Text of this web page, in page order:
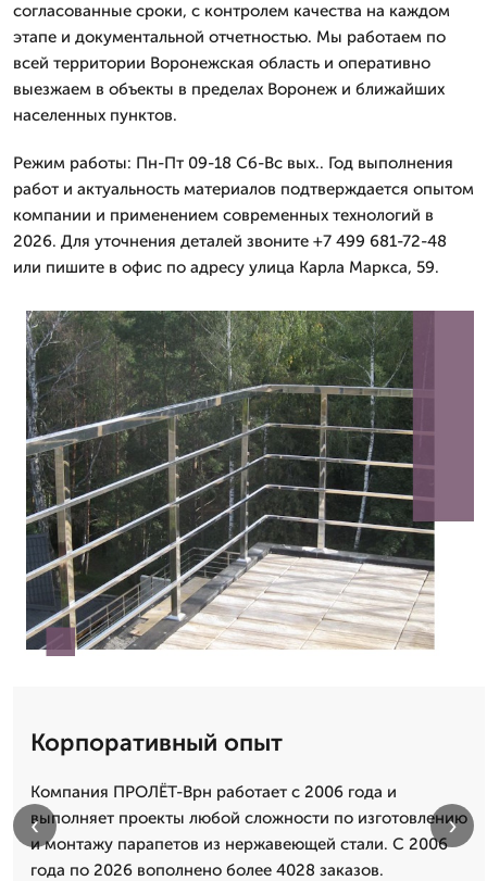
согласованные сроки, с контролем качества на каждом
этапе и документальной отчетностью. Мы работаем по
всей территории Воронежская область и оперативно
выезжаем в объекты в пределах Воронеж и ближайших
населенных пунктов.
Режим работы: Пн-Пт 09-18 Сб-Вс вых.. Год выполнения
работ и актуальность материалов подтверждается опытом
компании и применением современных технологий в
2026. Для уточнения деталей звоните +7 499 681-72-48
или пишите в офис по адресу улица Карла Маркса, 59.
Корпоративный опыт
Компания ПРОЛЁТ-Врн работает с 2006 года и
выполняет проекты любой сложности по изготовлению
и монтажу парапетов из нержавеющей стали. С 2006
года по 2026 вополнено более 4028 заказов.
‹ ›